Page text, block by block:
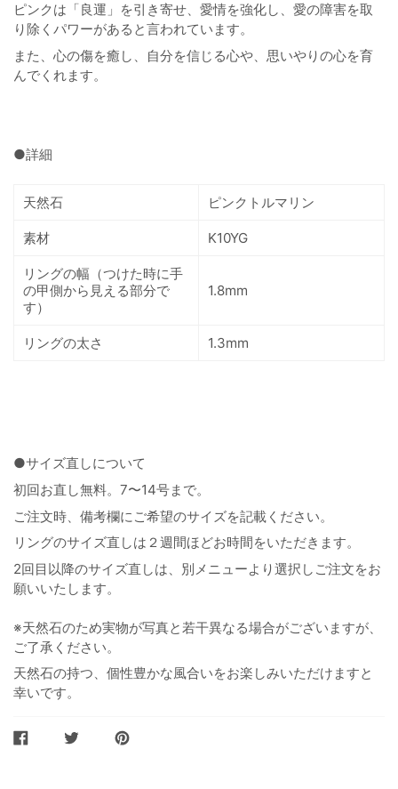
ピンクは 「良運」を引き寄せ、愛情を強化し、愛の障害を取
り除くパワーがあると言われています。
また、心の傷を癒し、自分を信じる心や、思いやりの心を育
んでくれます。
●詳細
天然石 ピンクトルマリン
素材 K10YG
リングの幅（つけた時に手
の甲側から見える部分で
す）
1.8mm
リングの太さ 1.3mm
●サイズ直しについて
初回お直し無料。7〜14号まで。
ご注文時、備考欄にご希望のサイズを記載ください。
リングのサイズ直しは２週間ほどお時間をいただきます。
2回目以降のサイズ直しは、別メニューより選択しご注文をお
願いいたします。
※天然石のため実物が写真と若干異なる場合がございますが、
ご了承ください。
天然石の持つ、個性豊かな風合いをお楽しみいただけますと
幸いです。
FACEBOOKTWITTER
PINTEREST